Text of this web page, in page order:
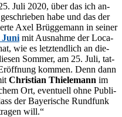
Juli 2020, über das ich an­
ge­schrie­ben habe und das der
Axel Brüg­ge­mann in sei­ner
Juni mit Aus­nah­me der Lo­ca­
wie es letzt­end­lich an die­
Som­mer, am 25. Juli, tat­
kom­men. Denn dann
Chris­ti­an Thie­le­mann im
Ort, even­tu­ell ohne Pu­bli­
der Baye­ri­sche Rund­funk
will.“